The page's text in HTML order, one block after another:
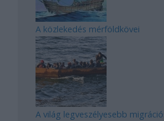
A közlekedés mérföldkövei
A világ legveszélyesebb